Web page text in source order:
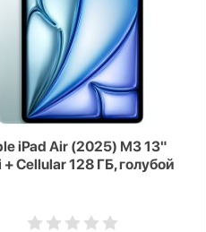
iPad Air (2025) M3 13"
+ Cellular 128 ГБ, голубой